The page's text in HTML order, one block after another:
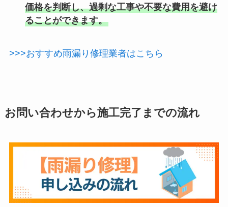
価格を判断し、過剰な工事や不要な費用を避け
ることができます。
>>>おすすめ雨漏り修理業者はこちら
お問い合わせから施工完了までの流れ